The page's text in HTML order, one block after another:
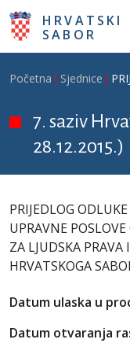
Skoči na glavni sadržaj
HRVATSKI
SABOR
Breadcrumb
Početna Sjednice
7. saziv
28.12.2015.)
PRIJEDLOG
UPRAVNE
ZA LJUDSKA
HRVATSKOGA
Datum ulaska u
Datum otvaranja